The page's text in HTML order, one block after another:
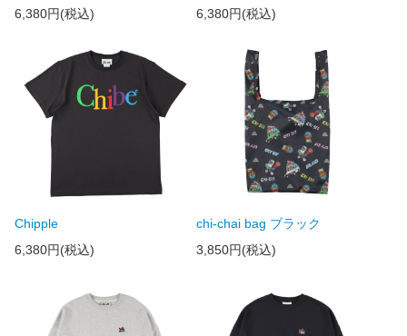
6,380円(税込)
6,380円(税込)
Chipple
6,380円(税込)
chi-chai bag ブラック
3,850円(税込)